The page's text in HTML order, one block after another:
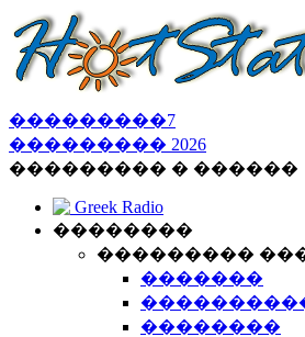
���������7
��������� 2026
��������� � ������
Greek Radio
��������
���������
�������
��������